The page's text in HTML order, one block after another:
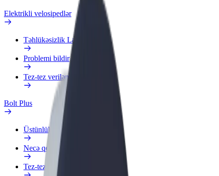
Elektrikli velosipedlər
Təhlükəsizlik Laboratoriyası
Problemi bildir
Tez-tez verilən suallar
Bolt Plus
Üstünlüklər
Necə qoşulmalı?
Tez-tez verilən suallar